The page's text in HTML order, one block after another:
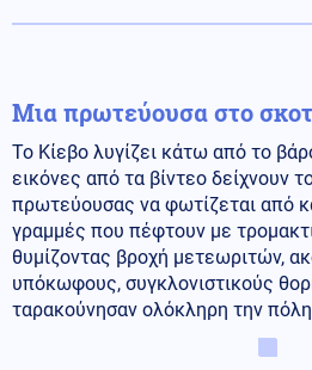
Μια πρωτεύουσα στο
Το Κίεβο λυγίζει κάτω από το
εικόνες από τα βίντεο δείχνουν
πρωτεύουσας να φωτίζεται από
γραμμές που πέφτουν με
θυμίζοντας βροχή μετεωριτών,
υπόκωφους, συγκλονιστικούς
ταρακούνησαν ολόκληρη την